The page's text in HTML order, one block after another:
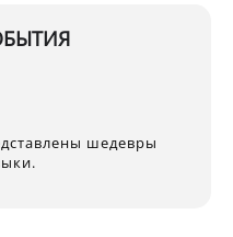
шедевры